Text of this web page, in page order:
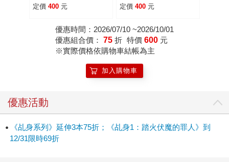
定價 400 元 定價 400 元
優惠時間：2026/07/10 ~2026/10/01
優惠組合價： 75 折 特價 600 元
※實際價格依購物車結帳為主
加入購物車
優惠活動
《乩身系列》延伸3本75折；《乩身1：踏火伏魔的罪人》到
12/31限時69折